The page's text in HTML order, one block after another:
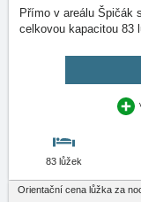
Přímo v areálu Špičák
celkovou kapacitou 83
83 lůžek
Orientační cena lůžka za